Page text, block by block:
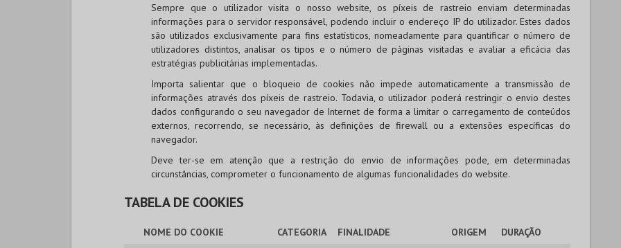
Sempre que o utilizador visita o nosso website, os píxeis de rastreio enviam determinadas
informações para o servidor responsável, podendo incluir o endereço IP do utilizador. Estes dados
são utilizados exclusivamente para fins estatísticos, nomeadamente para quantificar o número de
utilizadores distintos, analisar os tipos e o número de páginas visitadas e avaliar a eficácia das
estratégias publicitárias implementadas.
Importa salientar que o bloqueio de cookies não impede automaticamente a transmissão de
informações através dos píxeis de rastreio. Todavia, o utilizador poderá restringir o envio destes
dados configurando o seu navegador de Internet de forma a limitar o carregamento de conteúdos
externos, recorrendo, se necessário, às definições de firewall ou a extensões específicas do
navegador.
Deve ter-se em atenção que a restrição do envio de informações pode, em determinadas
circunstâncias, comprometer o funcionamento de algumas funcionalidades do website.
TABELA DE COOKIES
NOME DO COOKIE CATEGORIA FINALIDADE ORIGEM
DURAÇÃO